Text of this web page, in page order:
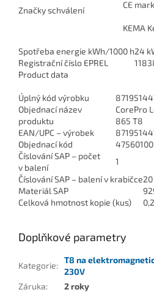
Značky schválení
CE
KEMA
Spotřeba energie kWh/1000 h24
Registrační číslo EPREL
Product data
Úplný kód výrobku
Objednací název
produktu
CorePro
865 T8
EAN/UPC – výrobek
Objednací kód
47560100
Číslování SAP – počet
v balení
1
Číslování SAP – balení v krabičce20
Materiál SAP
Celková hmotnost kopie (kus)
Doplňkové parametry
Kategorie:
T8 na
230V
Záruka:
2 roky